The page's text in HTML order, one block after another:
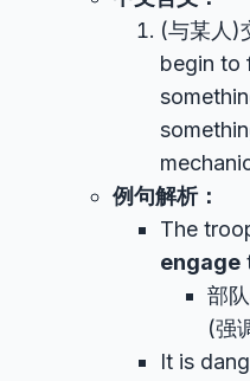
(与某人)
begin to
例句解析：
The
engage
部
(强
It is